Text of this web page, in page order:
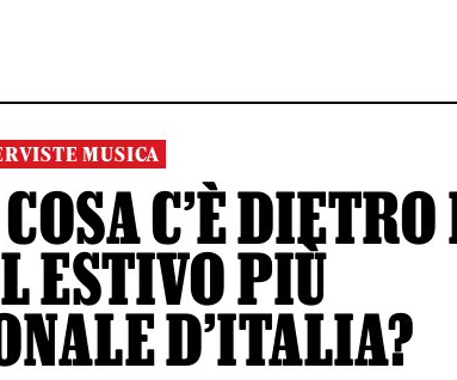
MUSICA
C’È
ESTIVO PIÙ
D’ITALIA?